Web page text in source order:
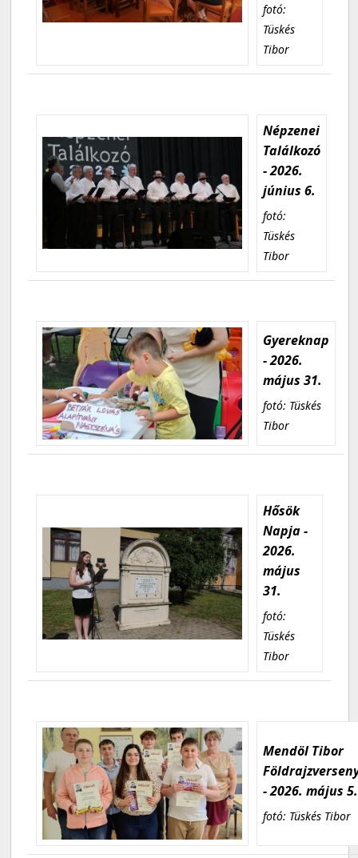
fotó:
Tüskés
Tibor
Népzenei
Találkozó
- 2026.
június 6.
fotó:
Tüskés
Tibor
Gyereknap
- 2026.
május 31.
fotó: Tüskés
Tibor
Hősök
Napja -
2026.
május
31.
fotó:
Tüskés
Tibor
Mendöl Tibor
- 2026. május 5.
fotó: Tüskés Tibor